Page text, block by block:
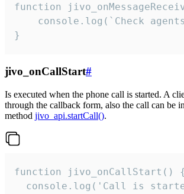
function
}
jivo_onCallStart#
Is executed when the phone call is started. A
through the callback form, also the call can be
method jivo_api.startCall().
function jivo_onCallStart() {
console.log('Call is